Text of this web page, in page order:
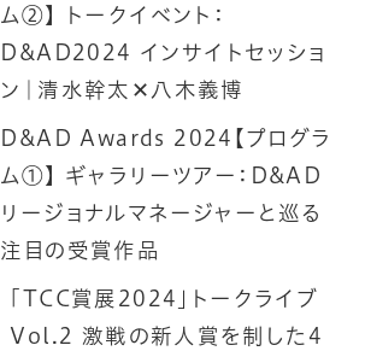
ム②】 トークイベント：
D&AD2024 インサイトセッショ
ン｜清水幹太✕八木義博
D&AD Awards 2024【プログラ
ム①】 ギャラリーツアー：D&AD
リージョナルマネージャーと巡る
注目の受賞作品
「TCC賞展2024」トークライブ
Vol.2 激戦の新人賞を制した4